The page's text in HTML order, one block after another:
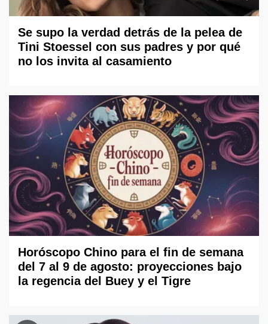
Se supo la verdad detrás de la pelea de
Tini Stoessel con sus padres y por qué
no los invita al casamiento
Horóscopo Chino para el fin de semana
del 7 al 9 de agosto: proyecciones bajo
la regencia del Buey y el Tigre